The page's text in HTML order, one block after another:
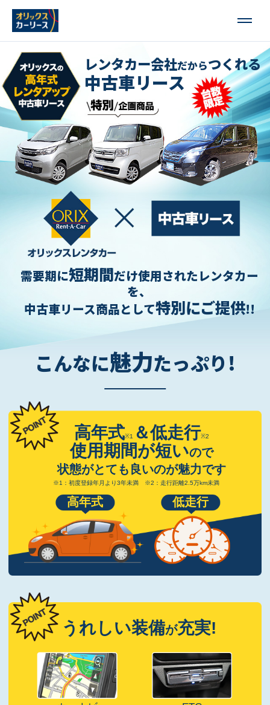
レンタカー会社だからつくれる
中古車リース
需要期に短期間だけ使用されたレンタカー
を、
中古車リース商品として特別にご提供!!
こんなに魅力たっぷり!
高年式※1 ＆低走行※2
使用期間が短いので
状態がとても良いのが魅力です
※1：初度登録年月より3年未満 ※2：走行距離2.5万km未満
高年式 低走行
うれしい装備が充実!